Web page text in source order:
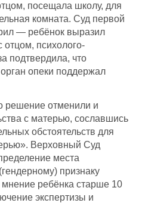
посещала школу, для
комната. Суд первой
— ребёнок выразил
отцом, психолого-
подтвердила, что
опеки поддержал
решение отменили и
с матерью, сославшись
обстоятельств для
Верховный Суд
места
признаку
мнение ребёнка старше 10
экспертизы и